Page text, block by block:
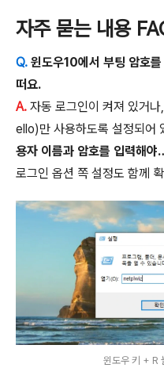
자주 묻는 내용
Q. 윈도우10에서 부팅 암호
떠요.
A. 자동 로그인이 켜져 있거
ello)만 사용하도록 설정되어
용자 이름과 암호를 입력해야
로그인 옵션 쪽 설정도 함께
윈도우 키 + R